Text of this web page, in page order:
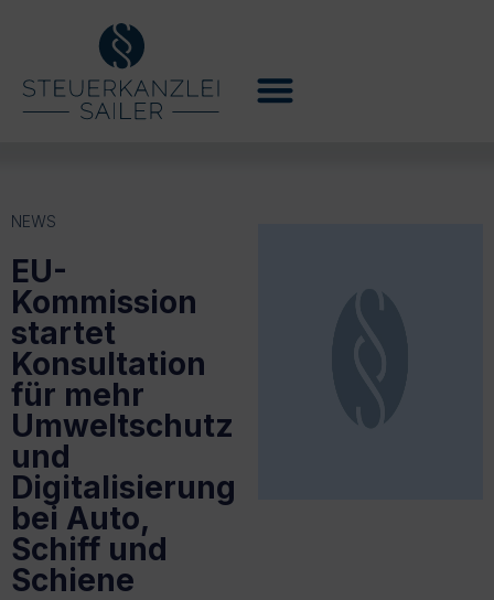
NEWS
EU-
Kommission
startet
Konsultation
für mehr
Umweltschutz
und
Digitalisierung
bei Auto,
Schiff und
Schiene